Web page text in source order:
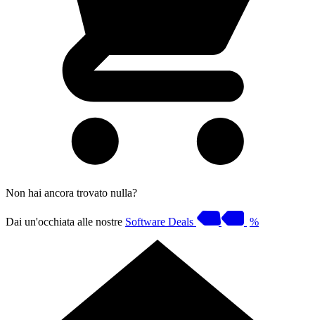
Non hai ancora trovato nulla?
Dai un'occhiata alle nostre Software Deals %